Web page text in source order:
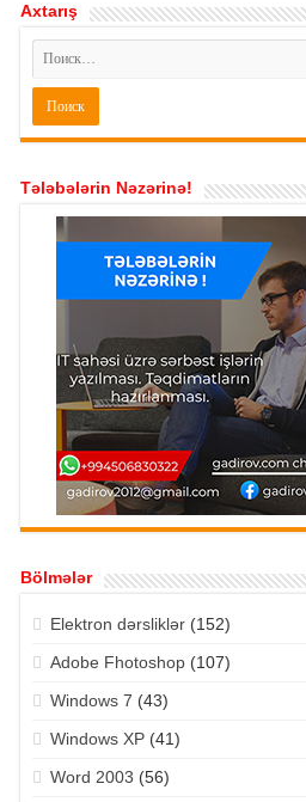
Axtarış
Tələbələrin Nəzərinə!
Bölmələr
Elektron dərsliklər(152)
Adobe Fhotoshop(107)
Windows 7 (43)
Windows XP(41)
Word 2003 (56)